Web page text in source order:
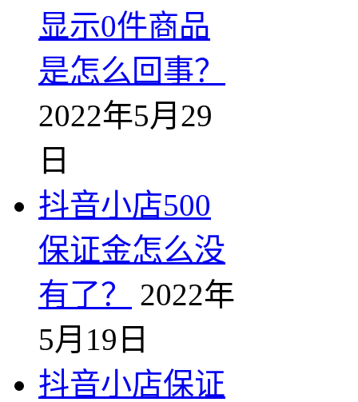
显示0件商品
是怎么回事？
2022年5月29
日
抖音小店500
保证金怎么没
有了？
2022年
5月19日
抖音小店保证